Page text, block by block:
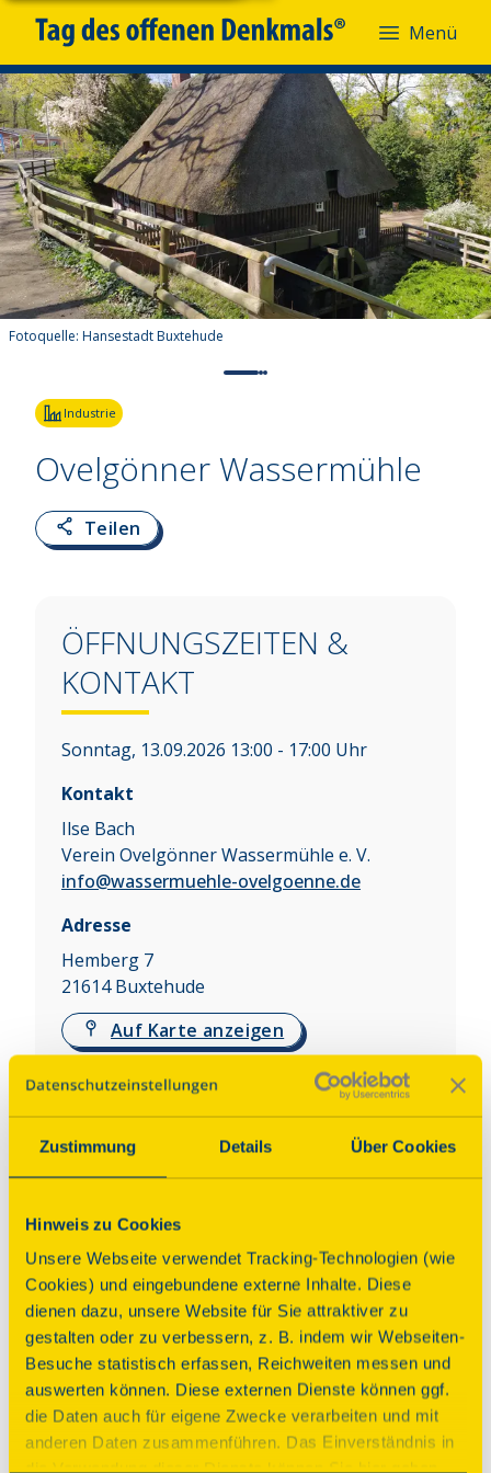
Zustimmung Details Über Cookies
Hinweis zu Cookies
Unsere Webseite verwendet Tracking-Technologien (wie
Cookies) und eingebundene externe Inhalte. Diese
dienen dazu, unsere Website für Sie attraktiver zu
gestalten oder zu verbessern, z. B. indem wir Webseiten-
Besuche statistisch erfassen, Reichweiten messen und
auswerten können. Diese externen Dienste können ggf.
die Daten auch für eigene Zwecke verarbeiten und mit
anderen Daten zusammenführen. Das Einverständnis in
die Verwendung dieser Dienste können Sie hier geben.
Menü
Fotoquelle: Hansestadt Buxtehude
Industrie
Ovelgönner Wassermühle
Teilen
ÖFFNUNGSZEITEN &
KONTAKT
Sonntag, 13.09.2026 13:00 - 17:00 Uhr
Kontakt
Ilse Bach
Verein Ovelgönner Wassermühle e. V.
info@wassermuehle-ovelgoenne.de
Adresse
Hemberg 7
21614 Buxtehude
Auf Karte anzeigen
Über dieses Denkmal
In Ovelgönne hinter dem Mühlendamm steht eine
Detlef Schwar Anno 1674“ an der Eingangstür.
erlaubt der eingeschossige Fachwerkbau mit
vollständig erhaltener und funktionstüchtiger
Antriebs- und Mahltechnik Einblicke in ein
historisches Handwerk.
Programm